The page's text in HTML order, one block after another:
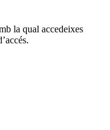
la qual accedeixes